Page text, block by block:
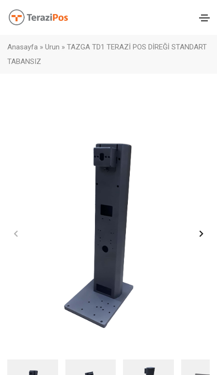
Anasayfa » Urun » TAZGA TD1 TERAZİ POS DİREĞİ STANDART
TABANSIZ